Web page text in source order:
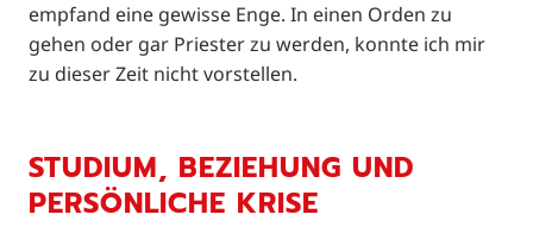
empfand eine gewisse Enge. In einen Orden zu
gehen oder gar Priester zu werden, konnte ich mir
zu dieser Zeit nicht vorstellen.
STUDIUM, BEZIEHUNG UND
PERSÖNLICHE KRISE